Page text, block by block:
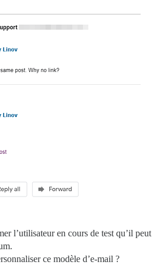
l’utilisateur en cours de test qu’il peut
ce modèle d’e-mail ?